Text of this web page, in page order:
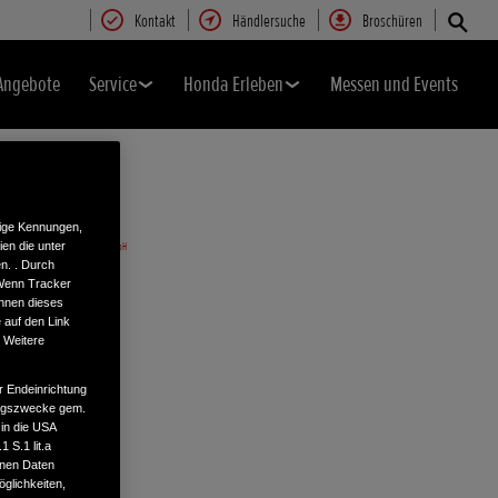
Kontakt Händlersuche Broschüren
Service Honda Erleben Messen und Events
Kennungen,
die unter
. Durch
Tracker
dieses
auf den Link
Weitere
Endeinrichtung
gem.
die USA
S.1 lit.a
Daten